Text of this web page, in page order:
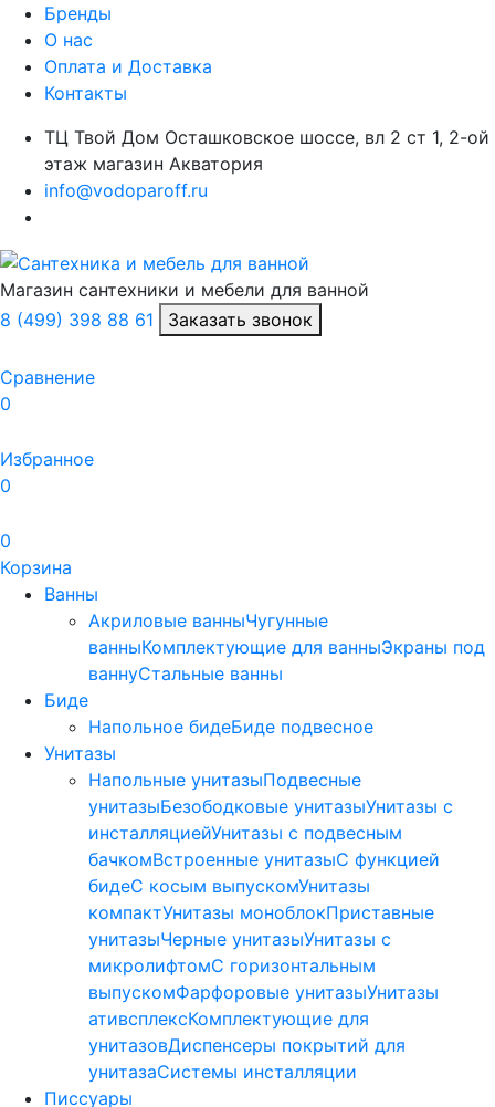
Бренды
О нас
Оплата и Доставка
Контакты
ТЦ Твой Дом Осташковское шоссе, вл 2 ст 1, 2-ой
этаж магазин Акватория
info@vodoparoff.ru
Магазин сантехники и мебели для ванной
8 (499) 398 88 61
Заказать звонок
Сравнение
0
Избранное
0
0
Корзина
Ванны
Акриловые ванныЧугунные
ванныКомплектующие для ванныЭкраны под
ваннуСтальные ванны
Биде
Напольное бидеБиде пoдвеснoе
Унитазы
Напольные унитазыПодвесные
унитазыБезободковые унитазыУнитазы с
инсталляциейУнитазы с подвесным
бачкомВстроенные унитазыС функцией
бидеС косым выпускомУнитазы
компактУнитазы моноблокПриставные
унитазыЧерные унитазыУнитазы с
микролифтомC горизонтальным
выпускомФарфоровые унитазыУнитазы
ативсплексКомплектующие для
унитазовДиспенсеры покрытий для
унитазаСистемы инсталляции
Писсуары